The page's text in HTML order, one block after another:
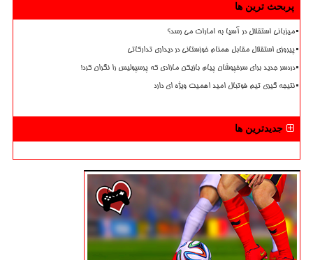
پربحث ترین ها
میزبانی استقلال در آسیا به امارات می رسد؟
پیروزی استقلال مقابل همنام خوزستانی در دیداری تدارکاتی
دردسر جدید برای سرخپوشان پیام بازیکن مازادی که پرسپولیس را نگران کرد!
نتیجه گیری تیم فوتبال امید اهمیت ویژه ای دارد
جدیدترین ها